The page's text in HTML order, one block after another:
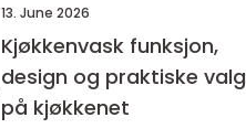
13. June 2026
Kjøkkenvask funksjon,
design og praktiske valg
på kjøkkenet